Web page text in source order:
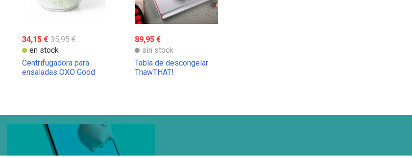
34,15 € 35,95 €
en stock
Centrifugadora para
ensaladas OXO Good
89,95 €
sin stock
Tabla de descongelar
ThawTHAT!